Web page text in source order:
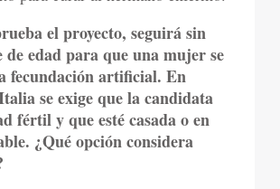
el proyecto, seguirá sin
de edad para que una mujer se
fecundación artificial. En
se exige que la candidata
fértil y que esté casada o en
¿Qué opción considera